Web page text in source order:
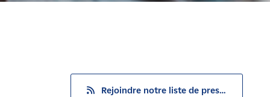
Rejoindre notre liste de presse